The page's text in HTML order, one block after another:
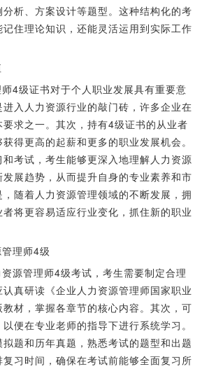
析、方案设计等题型。这种结构化的考
住理论知识，还能灵活运用到实际工作
4级证书对于个人职业发展具有重要意
入人力资源行业的敲门砖，许多企业在
求之一。其次，持有4级证书的从业者
得更高的起薪和更多的职业发展机会。
考试，考生能够更深入地理解人力资源
展趋势，从而提升自身的专业素养和市
随着人力资源管理领域的不断发展，拥
将更容易适应行业变化，抓住新的职业
理师4级
源管理师4级考试，考生需要制定合理
真研读《企业人力资源管理师国家职业
材，掌握各章节的核心内容。其次，可
便在专业老师的指导下进行系统学习。
题和历年真题，熟悉考试的题型和出题
习时间，确保在考试前能够全面复习所